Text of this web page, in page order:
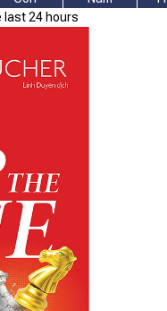
last 24 hours